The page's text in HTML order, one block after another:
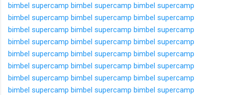
bimbel supercamp bimbel supercamp bimbel supercamp
bimbel supercamp bimbel supercamp bimbel supercamp
bimbel supercamp bimbel supercamp bimbel supercamp
bimbel supercamp bimbel supercamp bimbel supercamp
bimbel supercamp bimbel supercamp bimbel supercamp
bimbel supercamp bimbel supercamp bimbel supercamp
bimbel supercamp bimbel supercamp bimbel supercamp
bimbel supercamp bimbel supercamp bimbel supercamp